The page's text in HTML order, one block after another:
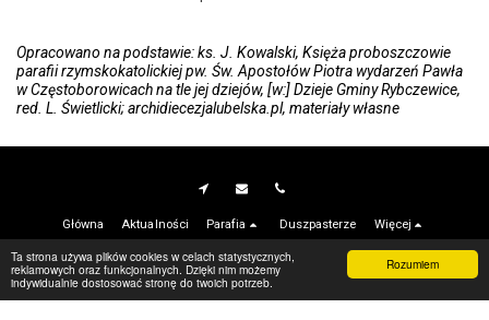
Rozumiem
Ta strona używa plików cookies w celach statystycznych,
reklamowych oraz funkcjonalnych. Dzięki nim możemy
indywidualnie dostosować stronę do twoich potrzeb.
Opracowano na podstawie: ks. J. Kowalski, Księża proboszczowie
parafii rzymskokatolickiej pw. Św. Apostołów Piotra wydarzeń Pawła
w Częstoborowicach na tle jej dziejów, [w:] Dzieje Gminy Rybczewice,
red. L. Świetlicki; archidiecezjalubelska.pl, materiały własne
Główna Aktualności Parafia Duszpasterze Więcej
Prawa autorskie © 2026 Wszelkie prawa zastrzeżone - Parafia Częstoborowice